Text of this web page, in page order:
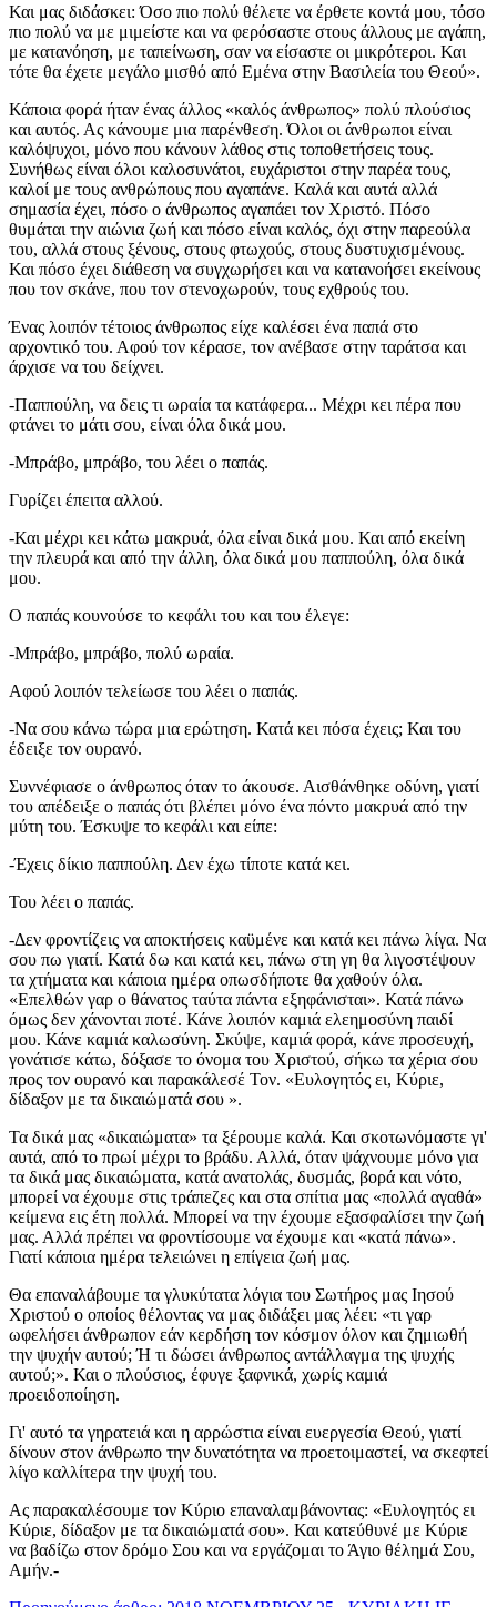
Και μας διδάσκει: Όσο πιο πολύ θέλετε να έρθετε κοντά μου, τόσο
πιο πολύ να με μιμείστε και να φερόσαστε στους άλλους με αγάπη,
με κατανόηση, με ταπείνωση, σαν να είσαστε οι μικρότεροι. Και
τότε θα έχετε μεγάλο μισθό από Εμένα στην Βασιλεία του Θεού».
Κάποια φορά ήταν ένας άλλος «καλός άνθρωπος» πολύ πλούσιος
και αυτός. Ας κάνουμε μια παρένθεση. Όλοι οι άνθρωποι είναι
καλόψυχοι, μόνο που κάνουν λάθος στις τοποθετήσεις τους.
Συνήθως είναι όλοι καλοσυνάτοι, ευχάριστοι στην παρέα τους,
καλοί με τους ανθρώπους που αγαπάνε. Καλά και αυτά αλλά
σημασία έχει, πόσο ο άνθρωπος αγαπάει τον Χριστό. Πόσο
θυμάται την αιώνια ζωή και πόσο είναι καλός, όχι στην παρεούλα
του, αλλά στους ξένους, στους φτωχούς, στους δυστυχισμένους.
Και πόσο έχει διάθεση να συγχωρήσει και να κατανοήσει εκείνους
που τον σκάνε, που τον στενοχωρούν, τους εχθρούς του.
Ένας λοιπόν τέτοιος άνθρωπος είχε καλέσει ένα παπά στο
αρχοντικό του. Αφού τον κέρασε, τον ανέβασε στην ταράτσα και
άρχισε να του δείχνει.
-Παππούλη, να δεις τι ωραία τα κατάφερα... Μέχρι κει πέρα που
φτάνει το μάτι σου, είναι όλα δικά μου.
-Μπράβο, μπράβο, του λέει ο παπάς.
Γυρίζει έπειτα αλλού.
-Και μέχρι κει κάτω μακρυά, όλα είναι δικά μου. Και από εκείνη
την πλευρά και από την άλλη, όλα δικά μου παππούλη, όλα δικά
μου.
Ο παπάς κουνούσε το κεφάλι του και του έλεγε:
-Μπράβο, μπράβο, πολύ ωραία.
Αφού λοιπόν τελείωσε του λέει ο παπάς.
-Να σου κάνω τώρα μια ερώτηση. Κατά κει πόσα έχεις; Και του
έδειξε τον ουρανό.
Συννέφιασε ο άνθρωπος όταν το άκουσε. Αισθάνθηκε οδύνη, γιατί
του απέδειξε ο παπάς ότι βλέπει μόνο ένα πόντο μακρυά από την
μύτη του. Έσκυψε το κεφάλι και είπε:
-Έχεις δίκιο παππούλη. Δεν έχω τίποτε κατά κει.
Του λέει ο παπάς.
-Δεν φροντίζεις να αποκτήσεις καϋμένε και κατά κει πάνω λίγα. Να
σου πω γιατί. Κατά δω και κατά κει, πάνω στη γη θα λιγοστέψουν
τα χτήματα και κάποια ημέρα οπωσδήποτε θα χαθούν όλα.
«Επελθών γαρ ο θάνατος ταύτα πάντα εξηφάνισται». Κατά πάνω
όμως δεν χάνονται ποτέ. Κάνε λοιπόν καμιά ελεημοσύνη παιδί
μου. Κάνε καμιά καλωσύνη. Σκύψε, καμιά φορά, κάνε προσευχή,
γονάτισε κάτω, δόξασε το όνομα του Χριστού, σήκω τα χέρια σου
προς τον ουρανό και παρακάλεσέ Τον. «Ευλογητός ει, Κύριε,
δίδαξον με τα δικαιώματά σου ».
Τα δικά μας «δικαιώματα» τα ξέρουμε καλά. Και σκοτωνόμαστε γι'
αυτά, από το πρωί μέχρι το βράδυ. Αλλά, όταν ψάχνουμε μόνο για
τα δικά μας δικαιώματα, κατά ανατολάς, δυσμάς, βορά και νότο,
μπορεί να έχουμε στις τράπεζες και στα σπίτια μας «πολλά αγαθά»
κείμενα εις έτη πολλά. Μπορεί να την έχουμε εξασφαλίσει την ζωή
μας. Αλλά πρέπει να φροντίσουμε να έχουμε και «κατά πάνω».
Γιατί κάποια ημέρα τελειώνει η επίγεια ζωή μας.
Θα επαναλάβουμε τα γλυκύτατα λόγια του Σωτήρος μας Ιησού
Χριστού ο οποίος θέλοντας να μας διδάξει μας λέει: «τι γαρ
ωφελήσει άνθρωπον εάν κερδήση τον κόσμον όλον και ζημιωθή
την ψυχήν αυτού; Ή τι δώσει άνθρωπος αντάλλαγμα της ψυχής
αυτού;». Και ο πλούσιος, έφυγε ξαφνικά, χωρίς καμιά
προειδοποίηση.
Γι' αυτό τα γηρατειά και η αρρώστια είναι ευεργεσία Θεού, γιατί
δίνουν στον άνθρωπο την δυνατότητα να προετοιμαστεί, να σκεφτεί
λίγο καλλίτερα την ψυχή του.
Ας παρακαλέσουμε τον Κύριο επαναλαμβάνοντας: «Ευλογητός ει
Κύριε, δίδαξον με τα δικαιώματά σου». Και κατεύθυνέ με Κύριε
να βαδίζω στον δρόμο Σου και να εργάζομαι το Άγιο θέλημά Σου,
Αμήν.-